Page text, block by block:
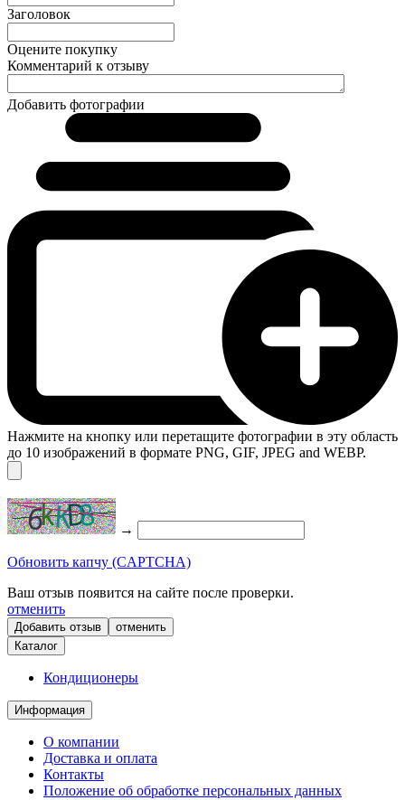
Заголовок
Оцените покупку
Комментарий к отзыву
Добавить фотографии
Нажмите на кнопку или перетащите фотографии в эту область
до 10 изображений в формате PNG, GIF, JPEG and WEBP.
→
Обновить капчу (CAPTCHA)
Ваш отзыв появится на сайте после проверки.
отменить
отменить
Каталог
Кондиционеры
Информация
О компании
Доставка и оплата
Контакты
Положение об обработке персональных данных